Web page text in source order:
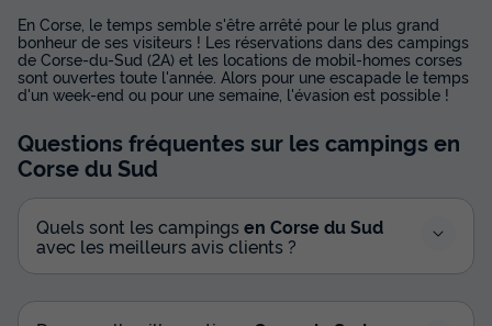
En Corse, le temps semble s'être arrêté pour le plus grand
bonheur de ses visiteurs ! Les réservations dans des campings
de Corse-du-Sud (2A) et les locations de mobil-homes corses
sont ouvertes toute l'année. Alors pour une escapade le temps
d'un week-end ou pour une semaine, l'évasion est possible !
Questions fréquentes sur les campings en
Corse du Sud
Quels sont les campings en Corse du Sud
avec les meilleurs avis clients ?